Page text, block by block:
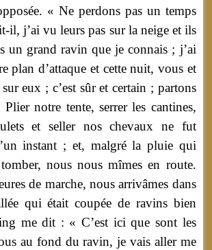
« Ne perdons pas un temps
il, j’ai vu leurs pas sur la neige et ils
un grand ravin que je connais ; j’ai
plan d’attaque et cette nuit, vous et
eux ; c’est sûr et certain ; partons
notre tente, serrer les cantines,
et seller nos chevaux ne fut
instant ; et, malgré la pluie qui
nous nous mîmes en route.
de marche, nous arrivâmes dans
qui était coupée de ravins bien
me dit : « C’est ici que sont les
au fond du ravin, je vais aller me